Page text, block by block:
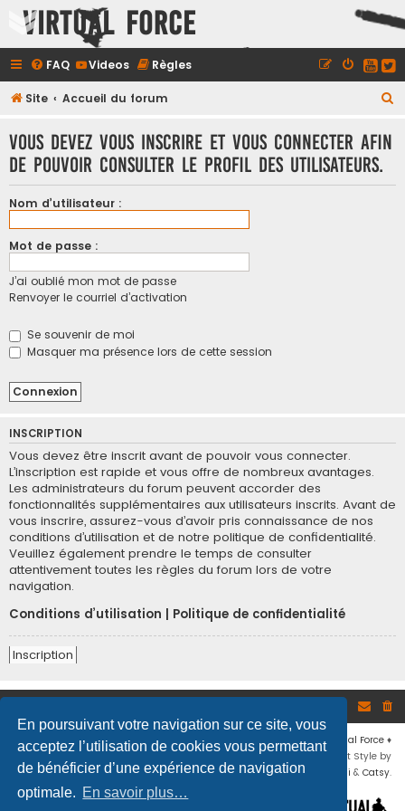
En poursuivant votre navigation sur ce site, vous
acceptez l’utilisation de cookies vous permettant
de bénéficier d’une expérience de navigation
optimale. En savoir plus…
Virtual Force
FAQ Videos Règles
Site Accueil du forum
Vous devez vous inscrire et vous connecter afin
de pouvoir consulter le profil des utilisateurs.
Nom d’utilisateur :
Mot de passe :
J’ai oublié mon mot de passe
Renvoyer le courriel d’activation
Se souvenir de moi
Masquer ma présence lors de cette session
INSCRIPTION
Vous devez être inscrit avant de pouvoir vous connecter.
L’inscription est rapide et vous offre de nombreux avantages.
Les administrateurs du forum peuvent accorder des
fonctionnalités supplémentaires aux utilisateurs inscrits. Avant de
vous inscrire, assurez-vous d’avoir pris connaissance de nos
conditions d’utilisation et de notre politique de confidentialité.
Veuillez également prendre le temps de consulter
attentivement toutes les règles du forum lors de votre
navigation.
Conditions d’utilisation
Politique de confidentialité
Inscription
Développé par phpBB ® Forum Software © phpBB Limited ♦ © 2019 Virtual Force ♦
Communauté Steam
Confidentialité
Flat Style by
Ian Bradley♦ Adapté par Mogwaii & Catsy.